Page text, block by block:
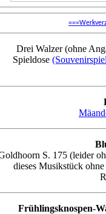
Drei Walzer (ohne
Spieldose
S. 175 (leider
dieses Musikstück
Frühlingsknospen-